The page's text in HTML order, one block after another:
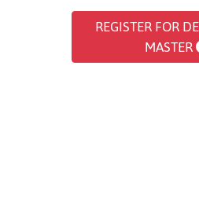
REGISTER FOR
MASTER